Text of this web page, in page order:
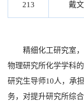
213 戴文
精细化工研究室
物理研究所化学学科
研究生导师10人，承
务，对提升研究所综